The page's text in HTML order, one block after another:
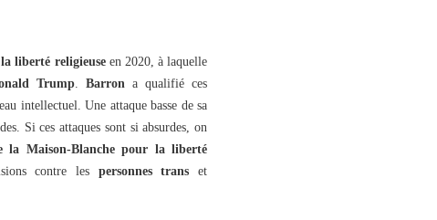
liberté religieuseen 2020, à laquelle
Trump. Barron a qualifié ces
intellectuel. Une attaque basse de sa
Si ces attaques sont si absurdes, on
la Maison-Blanche pour la liberté
contre les personnes trans et